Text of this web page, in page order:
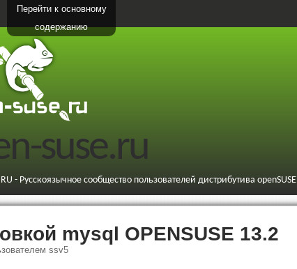
Перейти к основному
содержанию
suse.ru
RU - Русскоязычное сообщество пользователей дистрибутива openSUSE
mysql OPENSUSE 13.2
ssv5